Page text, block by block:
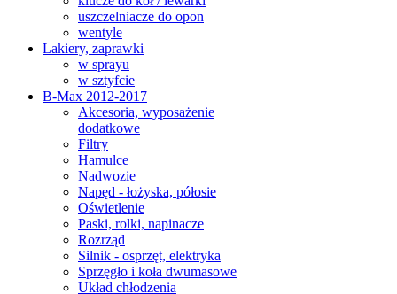
uszczelniacze do opon
wentyle
Lakiery, zaprawki
w sprayu
w sztyfcie
B-Max 2012-2017
Akcesoria, wyposażenie
dodatkowe
Filtry
Hamulce
Nadwozie
Napęd - łożyska, półosie
Oświetlenie
Paski, rolki, napinacze
Rozrząd
Silnik - osprzęt, elektryka
Sprzęgło i koła dwumasowe
Układ chłodzenia